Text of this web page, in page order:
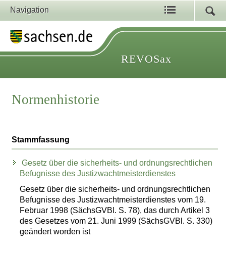
Navigation
REVOSax
Normenhistorie
Stammfassung
Gesetz über die sicherheits- und ordnungsrechtlichen
Befugnisse des Justizwachtmeisterdienstes
Gesetz über die sicherheits- und ordnungsrechtlichen
Befugnisse des Justizwachtmeisterdienstes vom 19.
Februar 1998 (SächsGVBl. S. 78), das durch Artikel 3
des Gesetzes vom 21. Juni 1999 (SächsGVBl. S. 330)
geändert worden ist